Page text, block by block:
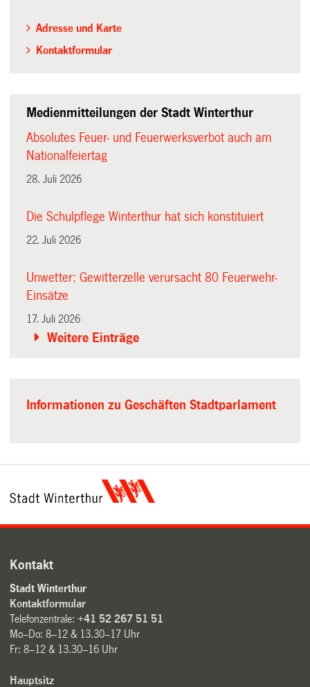
Adresse und Karte
Kontaktformular
Medienmitteilungen der Stadt Winterthur
Absolutes Feuer- und Feuerwerksverbot auch am
Nationalfeiertag
28. Juli 2026
Die Schulpflege Winterthur hat sich konstituiert
22. Juli 2026
Unwetter: Gewitterzelle verursacht 80 Feuerwehr-
Einsätze
17. Juli 2026
Weitere Einträge
Informationen zu Geschäften Stadtparlament
Kontakt
Stadt Winterthur
Kontaktformular
Telefonzentrale:+41 52 267 51 51
Mo–Do: 8–12 & 13.30–17 Uhr
Fr: 8–12 & 13.30–16 Uhr
Hauptsitz